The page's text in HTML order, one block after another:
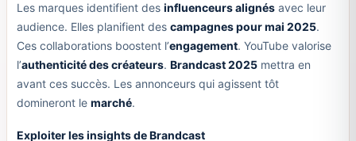
Les marques identifient des influenceurs alignésavec leur
audience. Elles planifient des campagnes pour mai 2025.
Ces collaborations boostent l’engagement. YouTube valorise
l’authenticité des créateurs. Brandcast 2025mettra en
avant ces succès. Les annonceurs qui agissent tôt
domineront le marché.
Exploiter les insights de Brandcast